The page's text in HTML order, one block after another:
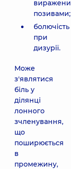
позивами;
болючість
при
дизурії.
Може
з'являтися
біль у
ділянці
лонного
зчленування,
що
поширюється
в
промежину,